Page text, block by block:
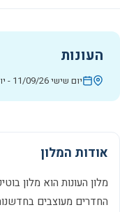
העונות
יום שישי 11/09/26 -
אודות המלון
החדרים מעוצבים